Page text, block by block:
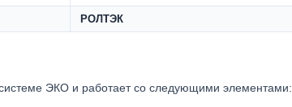
РОЛТЭК
системе ЭКО и работает со следующими элементами: